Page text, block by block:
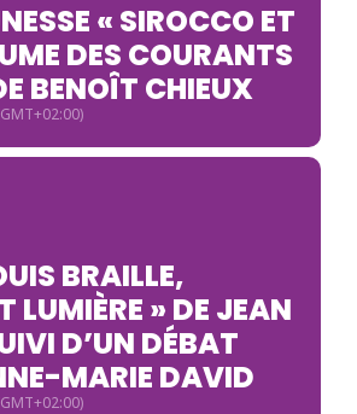
« SIROCCO ET
DES COURANTS
BENOÎT CHIEUX
BRAILLE,
LUMIÈRE » DE JEAN
D’UN DÉBAT
MARIE DAVID